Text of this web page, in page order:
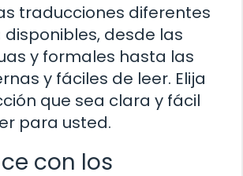
traducciones diferentes
disponibles, desde las
y formales hasta las
y fáciles de leer. Elija
que sea clara y fácil
para usted.
con los